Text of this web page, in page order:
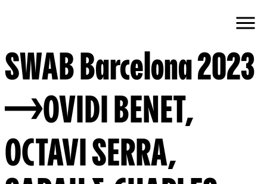
SWAB Barcelona 2023
OVIDI BENET,
OCTAVI SERRA,